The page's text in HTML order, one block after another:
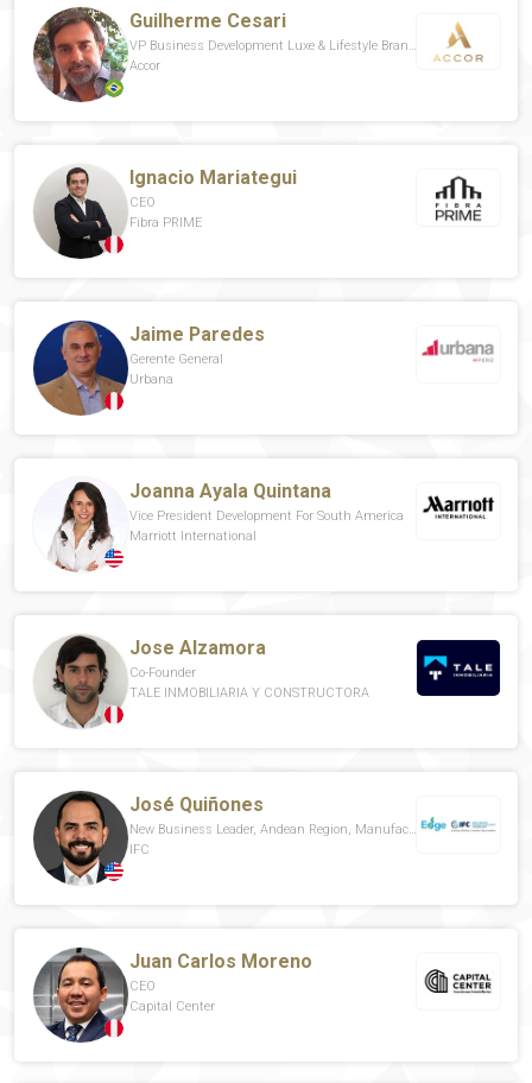
Guilherme Cesari
VP Business Development Luxe & Lifestyle Brands – South America
Accor
Ignacio Mariategui
CEO
Fibra PRIME
Jaime Paredes
Gerente General
Urbana
Joanna Ayala Quintana
Vice President Development For South America
Marriott International
Jose Alzamora
Co-Founder
TALE INMOBILIARIA Y CONSTRUCTORA
José Quiñones
New Business Leader, Andean Region, Manufacturing, Tourism, Retail & Property
IFC
Juan Carlos Moreno
CEO
Capital Center